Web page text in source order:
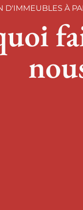
D'IMMEUBLES À